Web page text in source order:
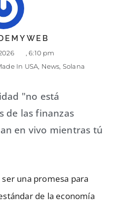
6:10 pm
In USA News Solana
"no está
de las finanzas
en vivo mientras tú
una promesa para
de la economía